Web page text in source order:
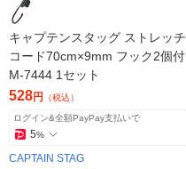
キャプテンスタッグ ストレッチ
コード70cm×9mm フック2個付
M-7444 1セット
528円 （税込）
ログイン&全額PayPay支払いで
5%
CAPTAIN STAG